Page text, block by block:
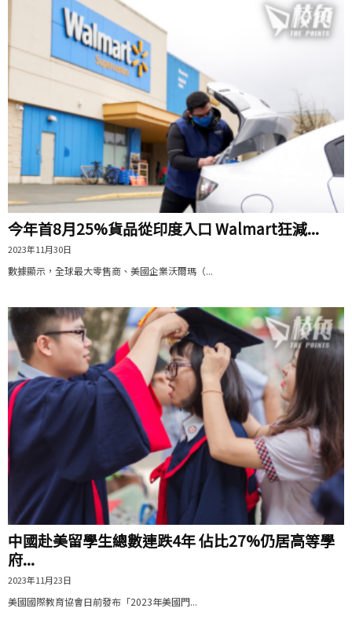
今年首8月25%貨品從印度入口 Walmart狂減...
2023年11月30日
數據顯示，全球最大零售商、美國企業沃爾瑪（...
中國赴美留學生總數連跌4年 佔比27%仍居高等學
府...
2023年11月23日
美國國際教育協會日前發布「2023年美國門...